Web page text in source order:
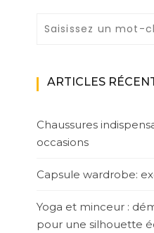
ARTICLES
Chaussures
occasions
Capsule wardrobe:
Yoga et minceur :
pour une silhouette